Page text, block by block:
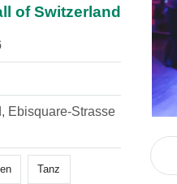
of Switzerland
Ebisquare-Strasse
Tanz